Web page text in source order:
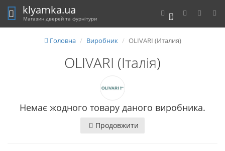
0
klyamka.ua
Магазин дверей та фурнітури
Головна Виробник OLIVARI (Италия)
OLIVARI (Італія)
Немає жодного товару даного виробника.
Продовжити